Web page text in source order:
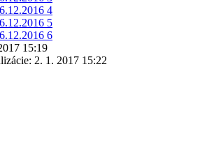
15:19
2. 1. 2017 15:22